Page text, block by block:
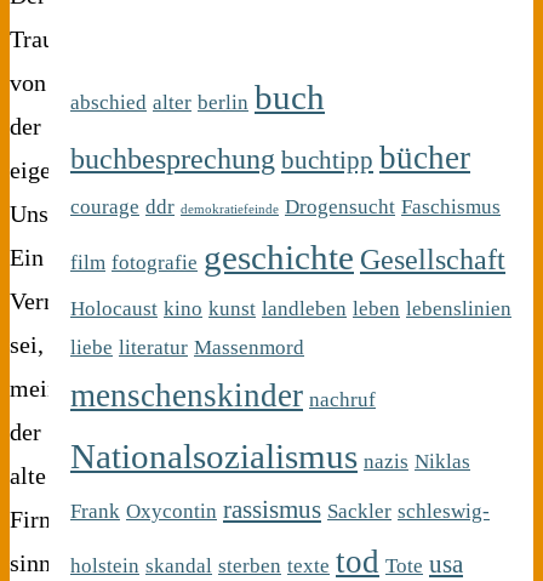
Traum
von
der
eigenen
Unsterblichkeit.
Ein
Vermächtnis
sei,
meinte
der
alte
Firmenpatriarch
sinngemäß,
abschied alter berlin buch
buchbesprechung buchtipp bücher
courage ddr demokratiefeinde Drogensucht Faschismus
film fotografie geschichte Gesellschaft
Holocaust kino kunst landleben leben lebenslinien
liebe literatur Massenmord
menschenskinder nachruf
Nationalsozialismus nazis Niklas
Frank Oxycontin rassismus Sackler schleswig-
holstein skandal sterben texte tod Tote usa